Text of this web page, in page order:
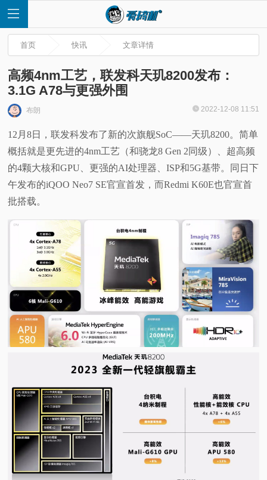
首
页
快
讯
评
视
频
科
验
专
首页 快讯 文章详情
高频4nm工艺，联发科天玑8200发布：
3.1G A78与更强外围
布朗 2022-12-08 11:51
12月8日，联发科发布了新的次旗舰SoC——天玑8200。简单
概括就是更先进的4nm工艺（和骁龙8 Gen 2同级）、超高频
的4颗大核和GPU、更强的AI处理器、ISP和5G基带。同日下
午发布的iQOO Neo7 SE官宣首发，而Redmi K60E也官宣首
批搭载。